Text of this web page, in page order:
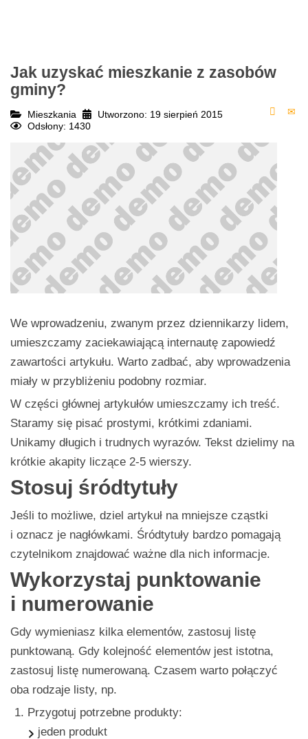
Seniorzy
Jak uzyskać mieszkanie z zasobów
gminy?
Mieszkania
Utworzono: 19 sierpień 2015
Odsłony: 1430
We wprowadzeniu, zwanym przez dziennikarzy lidem,
umieszczamy zaciekawiającą internautę zapowiedź
zawartości artykułu. Warto zadbać, aby wprowadzenia
miały w przybliżeniu podobny rozmiar.
W części głównej artykułów umieszczamy ich treść.
Staramy się pisać prostymi, krótkimi zdaniami.
Unikamy długich i trudnych wyrazów. Tekst dzielimy na
krótkie akapity liczące 2-5 wierszy.
Stosuj śródtytuły
Jeśli to możliwe, dziel artykuł na mniejsze cząstki
i oznacz je nagłówkami. Śródtytuły bardzo pomagają
czytelnikom znajdować ważne dla nich informacje.
Wykorzystaj punktowanie
i numerowanie
Gdy wymieniasz kilka elementów, zastosuj listę
punktowaną. Gdy kolejność elementów jest istotna,
zastosuj listę numerowaną. Czasem warto połączyć
oba rodzaje listy, np.
Przygotuj potrzebne produkty:
jeden produkt